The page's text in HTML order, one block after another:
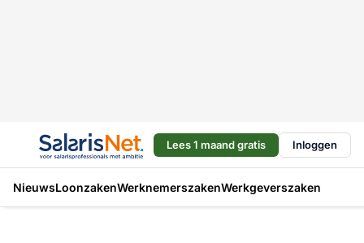
Lees 1 maand gratis Inloggen
NieuwsLoonzakenWerknemerszakenWerkgeverszaken